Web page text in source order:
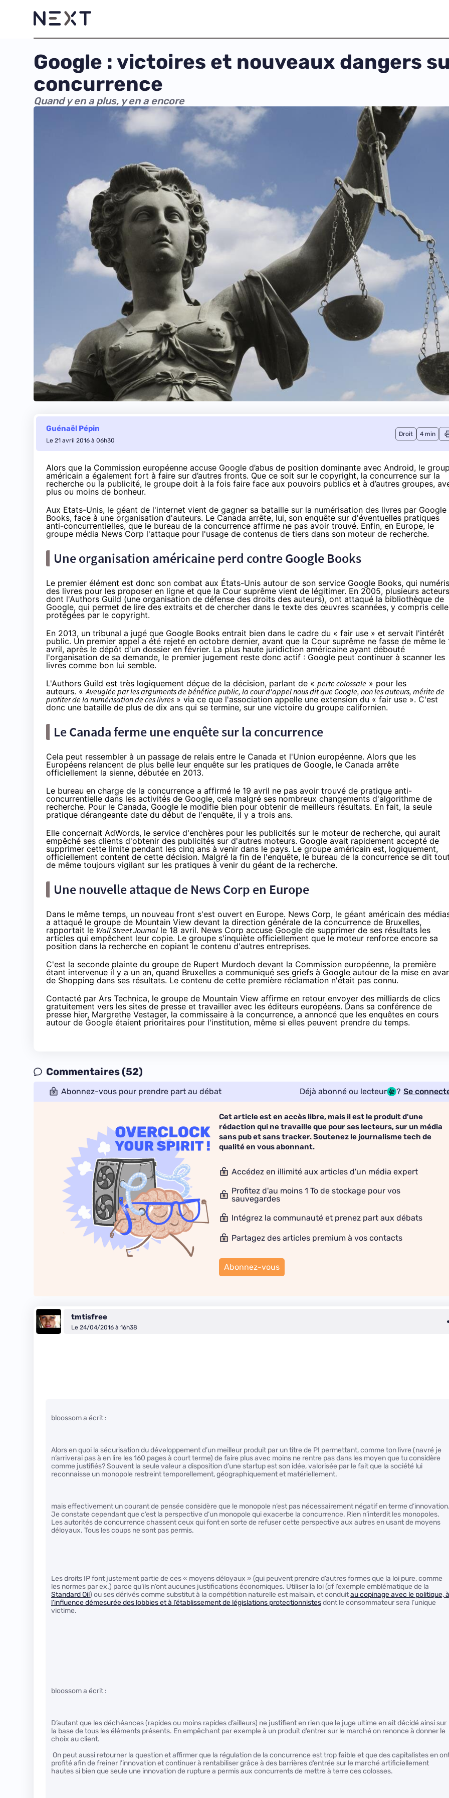
Google : victoires et nouveaux dangers
concurrence
Quand y en a plus, y en a encore
Guénaël Pépin
Le 21 avril 2016 à 06h30
Droit 4 min
Alors que la Commission européenne accuse Google d’abus de position dominante avec Android, le
américain a également fort à faire sur d’autres fronts. Que ce soit sur le copyright, la concurrence sur la
recherche ou la publicité, le groupe doit à la fois faire face aux pouvoirs publics et à d’autres groupes,
plus ou moins de bonheur.
Aux Etats-Unis, le géant de l'internet vient de gagner sa bataille sur la numérisation des livres par Google
Books, face à une organisation d'auteurs. Le Canada arrête, lui, son enquête sur d'éventuelles pratiques
anti-concurrentielles, que le bureau de la concurrence affirme ne pas avoir trouvé. Enfin, en Europe, le
groupe média News Corp l'attaque pour l'usage de contenus de tiers dans son moteur de recherche.
Une organisation américaine perd contre Google Books
Le premier élément est donc son combat aux États-Unis autour de son service Google Books, qui
des livres pour les proposer en ligne et que la Cour suprême vient de légitimer. En 2005, plusieurs
dont l'Authors Guild (une organisation de défense des droits des auteurs), ont attaqué la bibliothèque de
Google, qui permet de lire des extraits et de chercher dans le texte des œuvres scannées, y compris
protégées par le copyright.
En 2013, un tribunal a jugé que Google Books entrait bien dans le cadre du « fair use » et servait l'intérêt
public. Un premier appel a été rejeté en octobre dernier, avant que la Cour suprême ne fasse de même le
avril, après le dépôt d'un dossier en février. La plus haute juridiction américaine ayant débouté
l'organisation de sa demande, le premier jugement reste donc actif : Google peut continuer à scanner les
livres comme bon lui semble.
L'Authors Guild est très logiquement déçue de la décision, parlant de « perte colossale » pour les
auteurs. «Aveuglée par les arguments de bénéfice public, la cour d'appel nous dit que Google, non les auteurs, mérite de
profiter de la numérisation de ces livres » via ce que l'association appelle une extension du « fair use ». C'est
donc une bataille de plus de dix ans qui se termine, sur une victoire du groupe californien.
Le Canada ferme une enquête sur la concurrence
Cela peut ressembler à un passage de relais entre le Canada et l'Union européenne. Alors que les
Européens relancent de plus belle leur enquête sur les pratiques de Google, le Canada arrête
officiellement la sienne, débutée en 2013.
Le bureau en charge de la concurrence a affirmé le 19 avril ne pas avoir trouvé de pratique anti-
concurrentielle dans les activités de Google, cela malgré ses nombreux changements d'algorithme de
recherche. Pour le Canada, Google le modifie bien pour obtenir de meilleurs résultats. En fait, la seule
pratique dérangeante date du début de l'enquête, il y a trois ans.
Elle concernait AdWords, le service d'enchères pour les publicités sur le moteur de recherche, qui aurait
empêché ses clients d'obtenir des publicités sur d'autres moteurs. Google avait rapidement accepté de
supprimer cette limite pendant les cinq ans à venir dans le pays. Le groupe américain est, logiquement,
officiellement content de cette décision. Malgré la fin de l'enquête, le bureau de la concurrence se dit
de même toujours vigilant sur les pratiques à venir du géant de la recherche.
Une nouvelle attaque de News Corp en Europe
Dans le même temps, un nouveau front s'est ouvert en Europe. News Corp, le géant américain des
a attaqué le groupe de Mountain View devant la direction générale de la concurrence de Bruxelles,
rapportait leWall Street Journal le 18 avril. News Corp accuse Google de supprimer de ses résultats les
articles qui empêchent leur copie. Le groupe s'inquiète officiellement que le moteur renforce encore sa
position dans la recherche en copiant le contenu d'autres entreprises.
C'est la seconde plainte du groupe de Rupert Murdoch devant la Commission européenne, la première
étant intervenue il y a un an, quand Bruxelles a communiqué ses griefs à Google autour de la mise en
de Shopping dans ses résultats. Le contenu de cette première réclamation n'était pas connu.
Contacté par Ars Technica, le groupe de Mountain View affirme en retour envoyer des milliards de clics
gratuitement vers les sites de presse et travailler avec les éditeurs européens. Dans sa conférence de
presse hier, Margrethe Vestager, la commissaire à la concurrence, a annoncé que les enquêtes en cours
autour de Google étaient prioritaires pour l'institution, même si elles peuvent prendre du temps.
Commentaires (52)
Abonnez-vous pour prendre part au débat Déjà abonné ou lecteur ? Se
Cet article est en accès libre, mais il est le produit d'une
rédaction qui ne travaille que pour ses lecteurs, sur un média
sans pub et sans tracker. Soutenez le journalisme tech de
qualité en vous abonnant.
Accédez en illimité aux articles d'un média expert
Profitez d'au moins 1 To de stockage pour vos
sauvegardes
Intégrez la communauté et prenez part aux débats
Partagez des articles premium à vos contacts
Abonnez-vous
tmtisfree
Le 24/04/2016 à 16h38
bloossom a écrit :
Alors en quoi la sécurisation du développement d’un meilleur produit par un titre de PI permettant, comme ton livre (navré je
n’arriverai pas à en lire les 160 pages à court terme) de faire plus avec moins ne rentre pas dans les moyen que tu considère
comme justifiés? Souvent la seule valeur a disposition d’une startup est son idée, valorisée par le fait que la société lui
reconnaisse un monopole restreint temporellement, géographiquement et matériellement.
mais effectivement un courant de pensée considère que le monopole n’est pas nécessairement négatif en terme
Je constate cependant que c’est la perspective d’un monopole qui exacerbe la concurrence. Rien n’interdit les monopoles.
Les autorités de concurrence chassent ceux qui font en sorte de refuser cette perspective aux autres en usant de moyens
déloyaux. Tous les coups ne sont pas permis.
Les droits IP font justement partie de ces « moyens déloyaux » (qui peuvent prendre d’autres formes que la loi pure, comme
les normes par ex.) parce qu’ils n’ont aucunes justifications économiques. Utiliser la loi (cf l’exemple emblématique de la
Standard Oil) ou ses dérivés comme substitut à la compétition naturelle est malsain, et conduitau copinage avec le politique, à
l’influence démesurée des lobbies et à l’établissement de législations protectionnistesdont le consommateur sera l’unique
victime.
bloossom a écrit :
D’autant que les déchéances (rapides ou moins rapides d’ailleurs) ne justifient en rien que le juge ultime en ait décidé ainsi sur
la base de tous les éléments présents. En empêchant par exemple à un produit d’entrer sur le marché on renonce à donner le
choix au client.
On peut aussi retourner la question et affirmer que la régulation de la concurrence est trop faible et que des capitalistes en
profité afin de freiner l’innovation et continuer à rentabiliser grâce à des barrières d’entrée sur le marché artificiellement
hautes si bien que seule une innovation de rupture a permis aux concurrents de mettre à terre ces colosses.